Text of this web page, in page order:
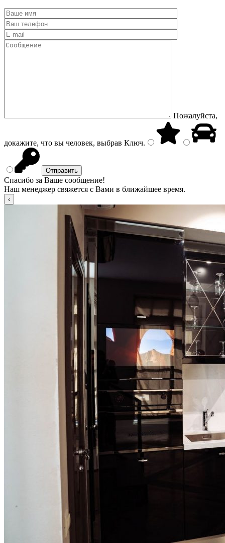
Пожалуйста,
докажите, что вы человек, выбрав Ключ.
Спасибо за Ваше сообщение!
Наш менеджер свяжется с Вами в ближайшее время.